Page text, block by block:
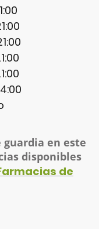
guardia en este
disponibles
de